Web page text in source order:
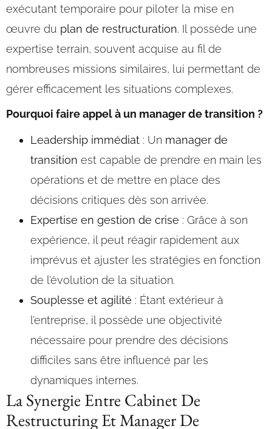
exécutant temporaire pour piloter la mise en
œuvre du plan de restructuration. Il possède une
expertise terrain, souvent acquise au fil de
nombreuses missions similaires, lui permettant de
gérer efficacement les situations complexes.
Pourquoi faire appel à un manager de transition ?
Leadership immédiat : Un manager de
transition est capable de prendre en main les
opérations et de mettre en place des
décisions critiques dès son arrivée.
Expertise en gestion de crise : Grâce à son
expérience, il peut réagir rapidement aux
imprévus et ajuster les stratégies en fonction
de l’évolution de la situation.
Souplesse et agilité : Étant extérieur à
l’entreprise, il possède une objectivité
nécessaire pour prendre des décisions
difficiles sans être influencé par les
dynamiques internes.
La Synergie Entre Cabinet De
Restructuring Et Manager De